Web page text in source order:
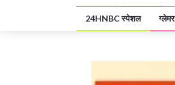
24HNBC स्पेशल ग्लेमर